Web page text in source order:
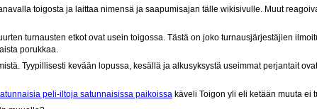
toigosta ja laittaa nimensä ja saapumisajan tälle wikisivulle. Muut
turnausten etkot ovat usein toigossa. Tästä on joko turnausjärjestäjien
porukkaa.
Tyypillisesti kevään lopussa, kesällä ja alkusyksystä useimmat perjantait
peli-iltoja satunnaisissa paikoissakäveli Toigon yli eli ketään muuta ei